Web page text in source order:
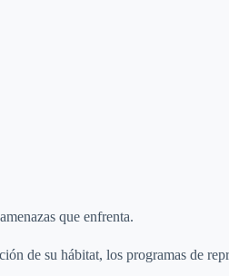
que enfrenta.
de su hábitat, los programas de